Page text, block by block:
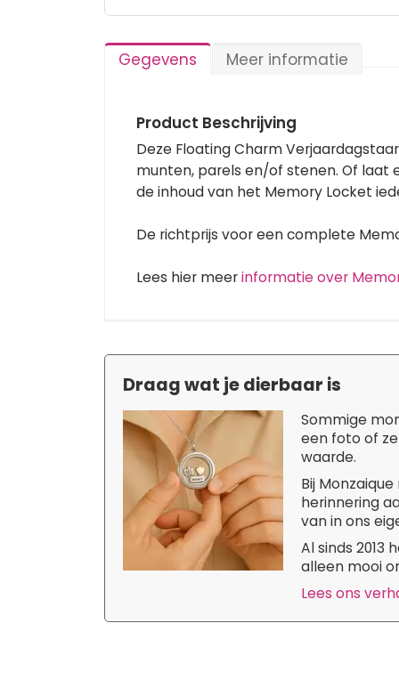
naar
het
afbeeldingen-
Gegevens
Product Beschrijving
Deze Floating Charm
munten, parels en/of stenen. Of laat
de inhoud van het Memory Locket
De richtprijs voor een complete
Lees hier meerinformatie over
Meer informatie
Draag wat je dierbaar is
Sommige
een foto of
waarde.
Bij
herinnering
van in ons
Al sinds
alleen mooi
Lees ons